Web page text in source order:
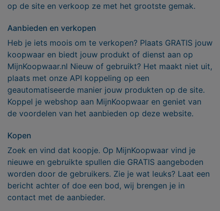
op de site en verkoop ze met het grootste gemak.
Aanbieden en verkopen
Heb je iets moois om te verkopen? Plaats GRATIS jouw
koopwaar en biedt jouw produkt of dienst aan op
MijnKoopwaar.nl Nieuw of gebruikt? Het maakt niet uit,
plaats met onze API koppeling op een
geautomatiseerde manier jouw produkten op de site.
Koppel je webshop aan MijnKoopwaar en geniet van
de voordelen van het aanbieden op deze website.
Kopen
Zoek en vind dat koopje. Op MijnKoopwaar vind je
nieuwe en gebruikte spullen die GRATIS aangeboden
worden door de gebruikers. Zie je wat leuks? Laat een
bericht achter of doe een bod, wij brengen je in
contact met de aanbieder.